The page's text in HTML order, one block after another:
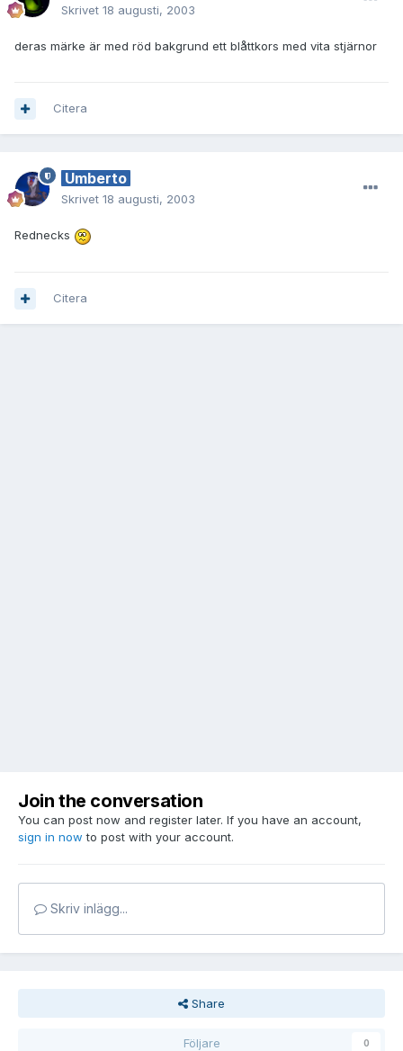
Skrivet 18 augusti, 2003
deras märke är med röd bakgrund ett blåttkors med vita stjärnor
Citera
Umberto
Skrivet 18 augusti, 2003
Rednecks
Citera
Join the conversation
You can post now and register later. If you have an account,
sign in now to post with your account.
Skriv inlägg...
Share
Följare 0